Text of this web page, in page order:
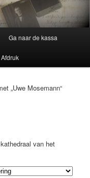
Ga naar de kassa
Afdruk
„Uwe Mosemann“
van het